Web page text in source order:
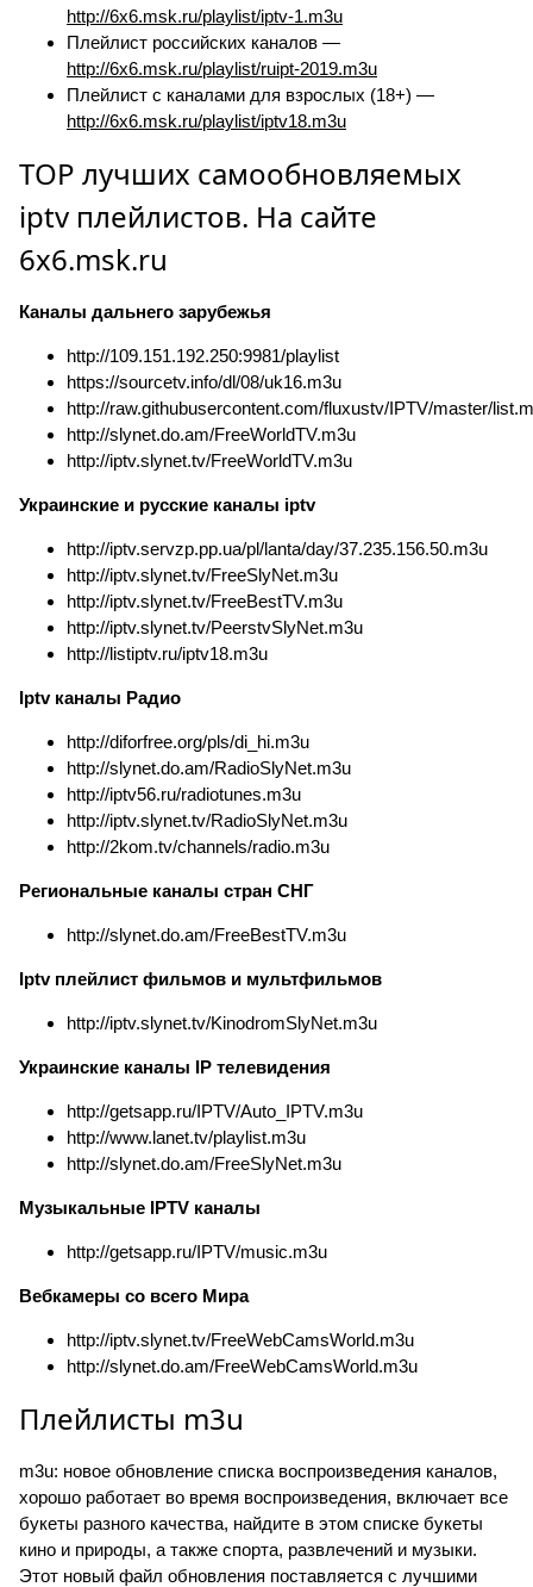
http://6x6.msk.ru/playlist/iptv-1.m3u
Плейлист российских каналов —
http://6x6.msk.ru/playlist/ruipt-2019.m3u
Плейлист с каналами для взрослых (18+) —
http://6x6.msk.ru/playlist/iptv18.m3u
TOP лучших самообновляемых
iptv плейлистов. На сайте
6x6.msk.ru
Каналы дальнего зарубежья
http://109.151.192.250:9981/playlist
https://sourcetv.info/dl/08/uk16.m3u
http://raw.githubusercontent.com/fluxustv/IPTV/master/
http://slynet.do.am/FreeWorldTV.m3u
http://iptv.slynet.tv/FreeWorldTV.m3u
Украинские и русские каналы iptv
http://iptv.servzp.pp.ua/pl/lanta/day/37.235.156.50.m3u
http://iptv.slynet.tv/FreeSlyNet.m3u
http://iptv.slynet.tv/FreeBestTV.m3u
http://iptv.slynet.tv/PeerstvSlyNet.m3u
http://listiptv.ru/iptv18.m3u
Iptv каналы Радио
http://diforfree.org/pls/di_hi.m3u
http://slynet.do.am/RadioSlyNet.m3u
http://iptv56.ru/radiotunes.m3u
http://iptv.slynet.tv/RadioSlyNet.m3u
http://2kom.tv/channels/radio.m3u
Региональные каналы стран СНГ
http://slynet.do.am/FreeBestTV.m3u
Iptv плейлист фильмов и мультфильмов
http://iptv.slynet.tv/KinodromSlyNet.m3u
Украинские каналы IP телевидения
http://getsapp.ru/IPTV/Auto_IPTV.m3u
http://www.lanet.tv/playlist.m3u
http://slynet.do.am/FreeSlyNet.m3u
Музыкальные IPTV каналы
http://getsapp.ru/IPTV/music.m3u
Вебкамеры со всего Мира
http://iptv.slynet.tv/FreeWebCamsWorld.m3u
http://slynet.do.am/FreeWebCamsWorld.m3u
Плейлисты m3u
m3u: новое обновление списка воспроизведения каналов,
хорошо работает во время воспроизведения, включает все
букеты разного качества, найдите в этом списке букеты
кино и природы, а также спорта, развлечений и музыки.
Этот новый файл обновления поставляется с лучшими